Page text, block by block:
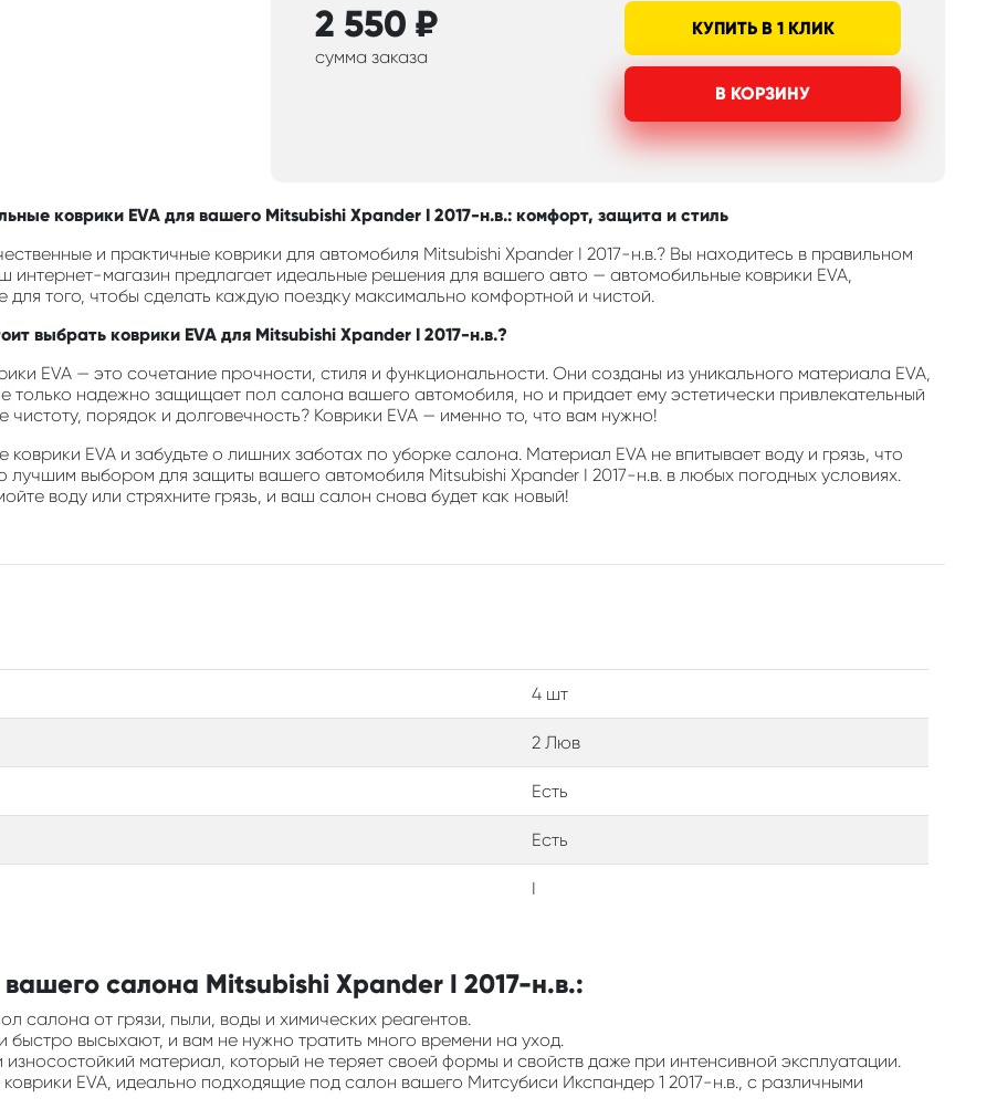
2 550 ₽
сумма заказа
КУПИТЬ В 1 КЛИК
В КОРЗИНУ
коврики EVA для вашего Mitsubishi Xpander I 2017-н.в.: комфорт, защита и стиль
и практичные коврики для автомобиля Mitsubishi Xpander I 2017-н.в.? Вы находитесь в правильном
интернет-магазин предлагает идеальные решения для вашего авто — автомобильные коврики EVA,
для того, чтобы сделать каждую поездку максимально комфортной и чистой.
выбрать коврики EVA для Mitsubishi Xpander I 2017-н.в.?
EVA — это сочетание прочности, стиля и функциональности. Они созданы из уникального материала EVA,
только надежно защищает пол салона вашего автомобиля, но и придает ему эстетически привлекательный
чистоту, порядок и долговечность? Коврики EVA — именно то, что вам нужно!
коврики EVA и забудьте о лишних заботах по уборке салона. Материал EVA не впитывает воду и грязь, что
лучшим выбором для защиты вашего автомобиля Mitsubishi Xpander I 2017-н.в. в любых погодных условиях.
воду или стряхните грязь, и ваш салон снова будет как новый!
4 шт
2 Люв
Есть
Есть
I
салона Mitsubishi Xpander I 2017-н.в.:
салона от грязи, пыли, воды и химических реагентов.
быстро высыхают, и вам не нужно тратить много времени на уход.
износостойкий материал, который не теряет своей формы и свойств даже при интенсивной эксплуатации.
EVA, идеально подходящие под салон вашего Митсубиси Икспандер 1 2017-н.в., с различными